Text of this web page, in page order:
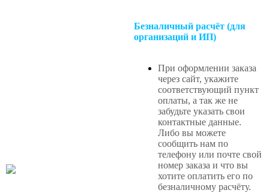
Безналичный расчёт (для
организаций и ИП)
При оформлении заказа
через сайт, укажите
соответствующий пункт
оплаты, а так же не
забудьте указать свои
контактные данные.
Либо вы можете
сообщить нам по
телефону или почте свой
номер заказа и что вы
хотите оплатить его по
безналичному расчёту.